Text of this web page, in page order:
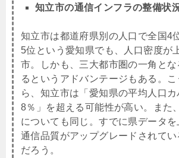
知立市の通信インフラの整備状
知立市は都道府県別の人口で全国4
5位という愛知県でも、人口密度が
市。しかも、三大都市圏の一角と
るというアドバンテージもある。
ら、知立市は「愛知県の平均人口
8％」を超える可能性が高い。また
についても同じ。すでに県データ
通信品質がアップグレードされて
だろう。